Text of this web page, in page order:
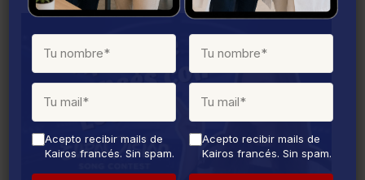
en
2025:
aprendemos
francés
Acepto recibir mails de
Kairos francés. Sin spam.
Acepto recibir mails de
Kairos francés. Sin spam.